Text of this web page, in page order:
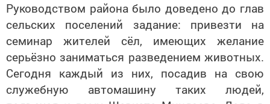
Руководством района было доведено до глав
сельских поселений задание: привезти на
семинар жителей сёл, имеющих желание
серьёзно заниматься разведением животных.
Сегодня каждый из них, посадив на свою
служебную автомашину таких людей,